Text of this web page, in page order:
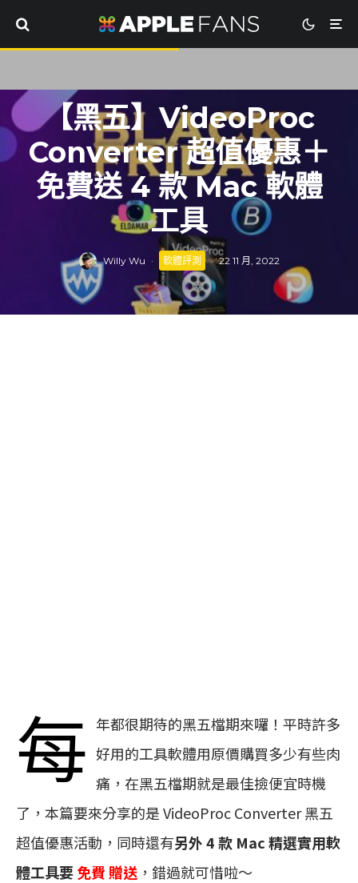
【黑五】VideoProc
Converter 超值優惠＋
免費送 4 款 Mac 軟體
工具
Willy Wu · 軟體評測 · 22 11 月, 2022
每 年都很期待的黑五檔期來囉！平時許多
好用的工具軟體用原價購買多少有些肉
痛，在黑五檔期就是最佳撿便宜時機
了，本篇要來分享的是 VideoProc Converter 黑五
超值優惠活動，同時還有另外 4 款 Mac 精選實用軟
體工具要免費 贈送 ，錯過就可惜啦～